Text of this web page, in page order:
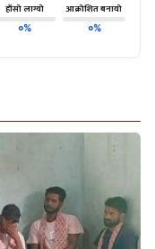
हाँसो लाग्यो
०%
आक्रोशित बनायो
०%